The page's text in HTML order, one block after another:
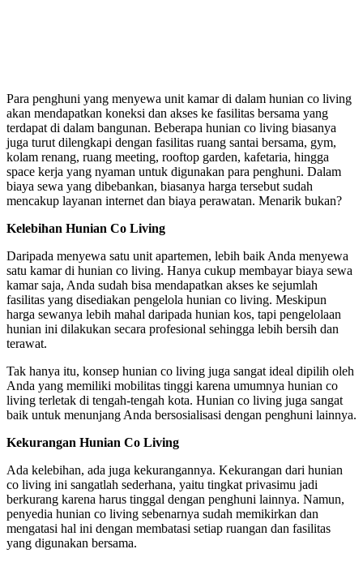
Para penghuni yang menyewa unit kamar di dalam hunian co living
akan mendapatkan koneksi dan akses ke fasilitas bersama yang
terdapat di dalam bangunan. Beberapa hunian co living biasanya
juga turut dilengkapi dengan fasilitas ruang santai bersama, gym,
kolam renang, ruang meeting, rooftop garden, kafetaria, hingga
space kerja yang nyaman untuk digunakan para penghuni. Dalam
biaya sewa yang dibebankan, biasanya harga tersebut sudah
mencakup layanan internet dan biaya perawatan. Menarik bukan?
Kelebihan Hunian Co Living
Daripada menyewa satu unit apartemen, lebih baik Anda menyewa
satu kamar di hunian co living. Hanya cukup membayar biaya sewa
kamar saja, Anda sudah bisa mendapatkan akses ke sejumlah
fasilitas yang disediakan pengelola hunian co living. Meskipun
harga sewanya lebih mahal daripada hunian kos, tapi pengelolaan
hunian ini dilakukan secara profesional sehingga lebih bersih dan
terawat.
Tak hanya itu, konsep hunian co living juga sangat ideal dipilih oleh
Anda yang memiliki mobilitas tinggi karena umumnya hunian co
living terletak di tengah-tengah kota. Hunian co living juga sangat
baik untuk menunjang Anda bersosialisasi dengan penghuni lainnya.
Kekurangan Hunian Co Living
Ada kelebihan, ada juga kekurangannya. Kekurangan dari hunian
co living ini sangatlah sederhana, yaitu tingkat privasimu jadi
berkurang karena harus tinggal dengan penghuni lainnya. Namun,
penyedia hunian co living sebenarnya sudah memikirkan dan
mengatasi hal ini dengan membatasi setiap ruangan dan fasilitas
yang digunakan bersama.